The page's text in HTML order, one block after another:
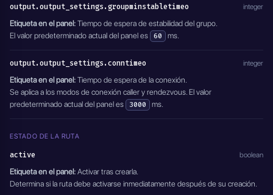
output.output_settings.groupminstabletimeo integer
Etiqueta en el panel: Tiempo de espera de estabilidad del grupo.
El valor predeterminado actual del panel es 60 ms.
output.output_settings.conntimeo integer
Etiqueta en el panel: Tiempo de espera de la conexión.
Se aplica a los modos de conexión caller y rendezvous. El valor
predeterminado actual del panel es
3000 ms.
ESTADO DE LA RUTA
active boolean
Etiqueta en el panel: Activar tras crearla.
Determina si la ruta debe activarse inmediatamente después de su creación.